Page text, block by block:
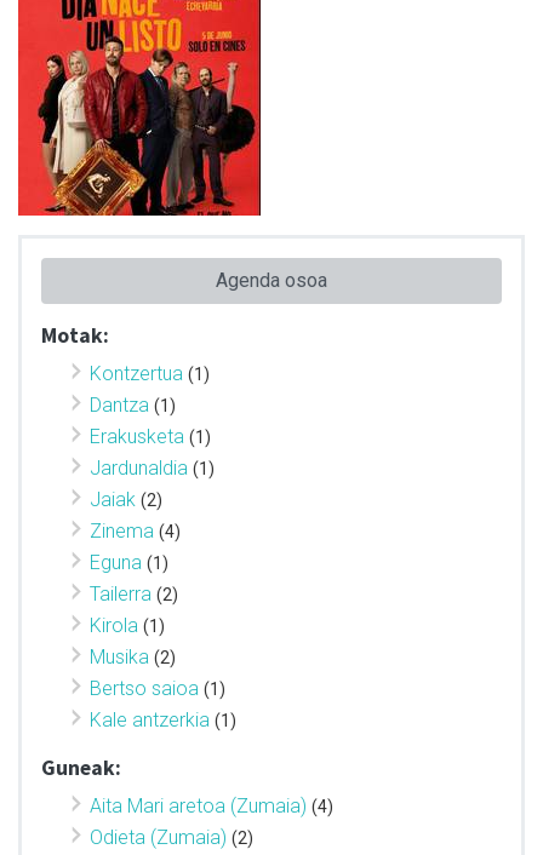
Agenda osoa
Motak:
Kontzertua (1)
Dantza (1)
Erakusketa (1)
Jardunaldia (1)
Jaiak (2)
Zinema (4)
Eguna (1)
Tailerra (2)
Kirola (1)
Musika (2)
Bertso saioa (1)
Kale antzerkia (1)
Guneak:
Aita Mari aretoa (Zumaia) (4)
Odieta (Zumaia) (2)